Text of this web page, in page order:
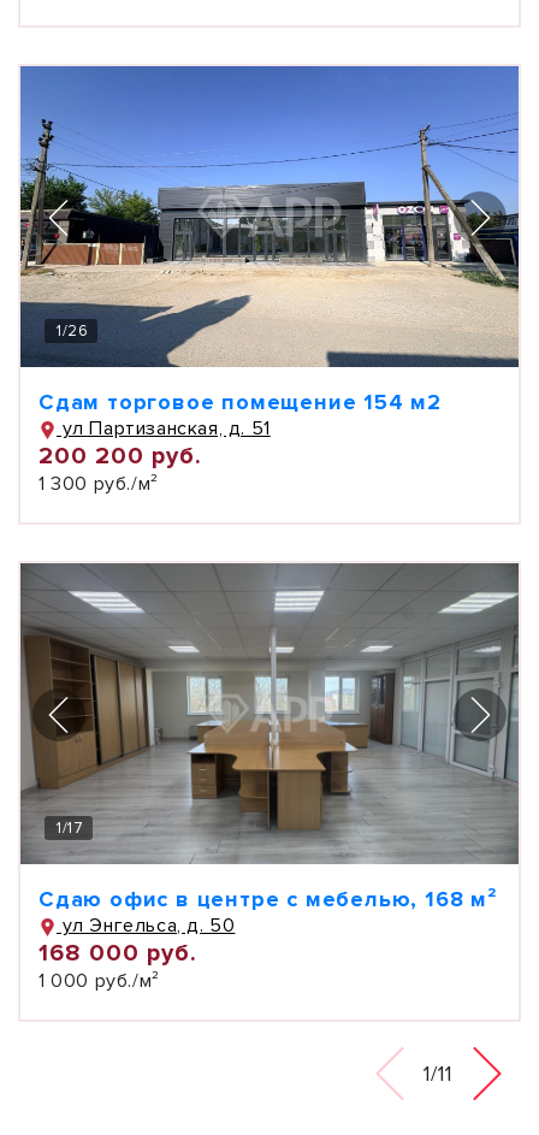
1/26
Сдам торговое помещение 154 м2
ул Партизанская, д. 51
200 200 руб.
1 300 руб./м²
1/17
Сдаю офис в центре с мебелью, 168 м²
ул Энгельса, д. 50
168 000 руб.
1 000 руб./м²
1/11